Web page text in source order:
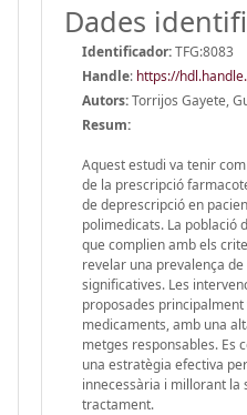
Dades
Identificador:TFG:8083
Handle: https://
Autors:Torrijos Gayete,
Resum:
Aquest estudi va tenir
de la prescripció
de deprescripció en
polimedicats. La població
que complien amb els
revelar una prevalença
significatives. Les
proposades
medicaments, amb una
metges responsables. Es
una estratègia efectiva
innecessària i millorant la
tractament.